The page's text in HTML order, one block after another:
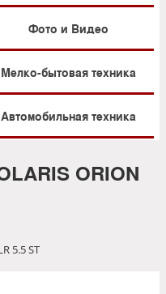
Фото и Видео
Мелко-бытовая техника
Автомобильная техника
ORION
5.5 SТ